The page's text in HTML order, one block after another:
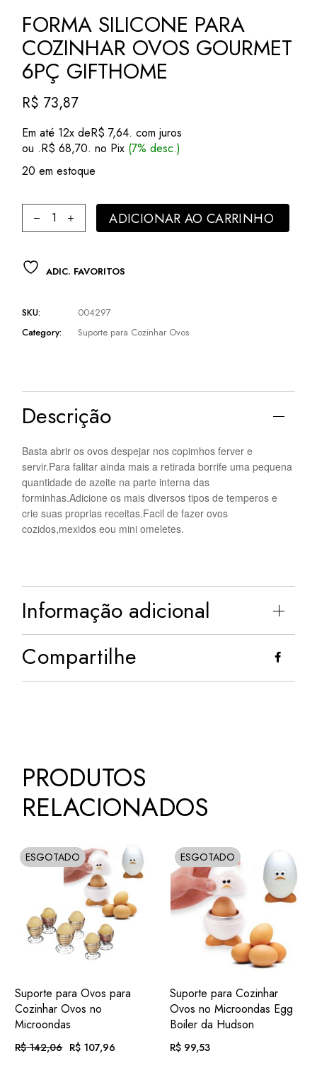
FORMA SILICONE PARA
COZINHAR OVOS GOURMET
6PÇ GIFTHOME
R$ 73,87
Em até 12x deR$ 7,64. com juros
ou .R$ 68,70. no Pix (7% desc.)
20 em estoque
Forma Silicone para Cozinhar Ovos Gourmet 6pç Gifthome
ADICIONAR AO CARRINHO
ADIC. FAVORITOS
SKU:
004297
Category:
Suporte para Cozinhar Ovos
Descrição
Basta abrir os ovos despejar nos copimhos ferver e
servir.Para falitar ainda mais a retirada borrife uma pequena
quantidade de azeite na parte interna das
forminhas.Adicione os mais diversos tipos de temperos e
crie suas proprias receitas.Facil de fazer ovos
cozidos,mexidos eou mini omeletes.
Informação adicional
Compartilhe
PRODUTOS
RELACIONADOS
ESGOTADO
SOLD
ADIC.
FAVORITOS
VER
Suporte para Ovos para
Cozinhar Ovos no
Microondas
R$142,06
O R$ 107,96
O
ESGOTADO
SOLD
ADIC.
FAVORITOS
VER
Suporte para Cozinhar
Ovos no Microondas Egg
Boiler da Hudson
R$99,53